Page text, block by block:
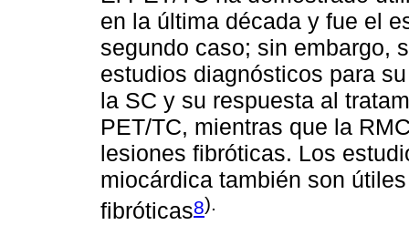
en la última década y fue el
segundo caso; sin embargo,
estudios diagnósticos para
la SC y su respuesta al
PET/TC, mientras que la
lesiones fibróticas. Los
miocárdica también son
fibróticas8).